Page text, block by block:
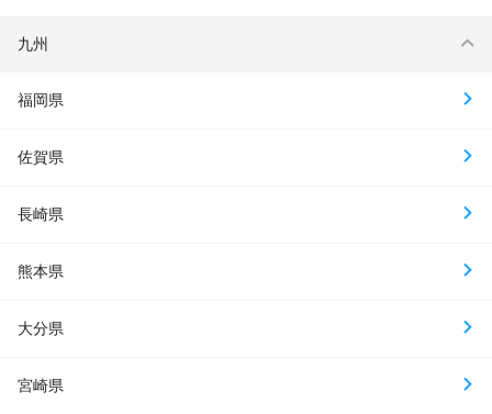
九州
福岡県
佐賀県
長崎県
熊本県
大分県
宮崎県